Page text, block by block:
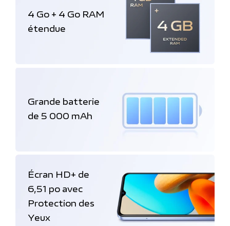
4 Go + 4 Go RAM
étendue
Grande batterie
de 5 000 mAh
Écran HD+ de
6,51 po avec
Protection des
Yeux